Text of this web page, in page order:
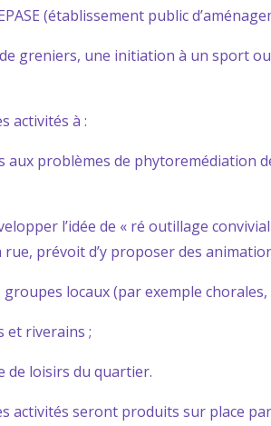
(établissement public
greniers, une initiation à un sport
activités à :
aux problèmes de
l’idée de « ré outillage
prévoit d’y proposer des
locaux (par exemple
et riverains ;
de loisirs du quartier.
activités seront produits sur place